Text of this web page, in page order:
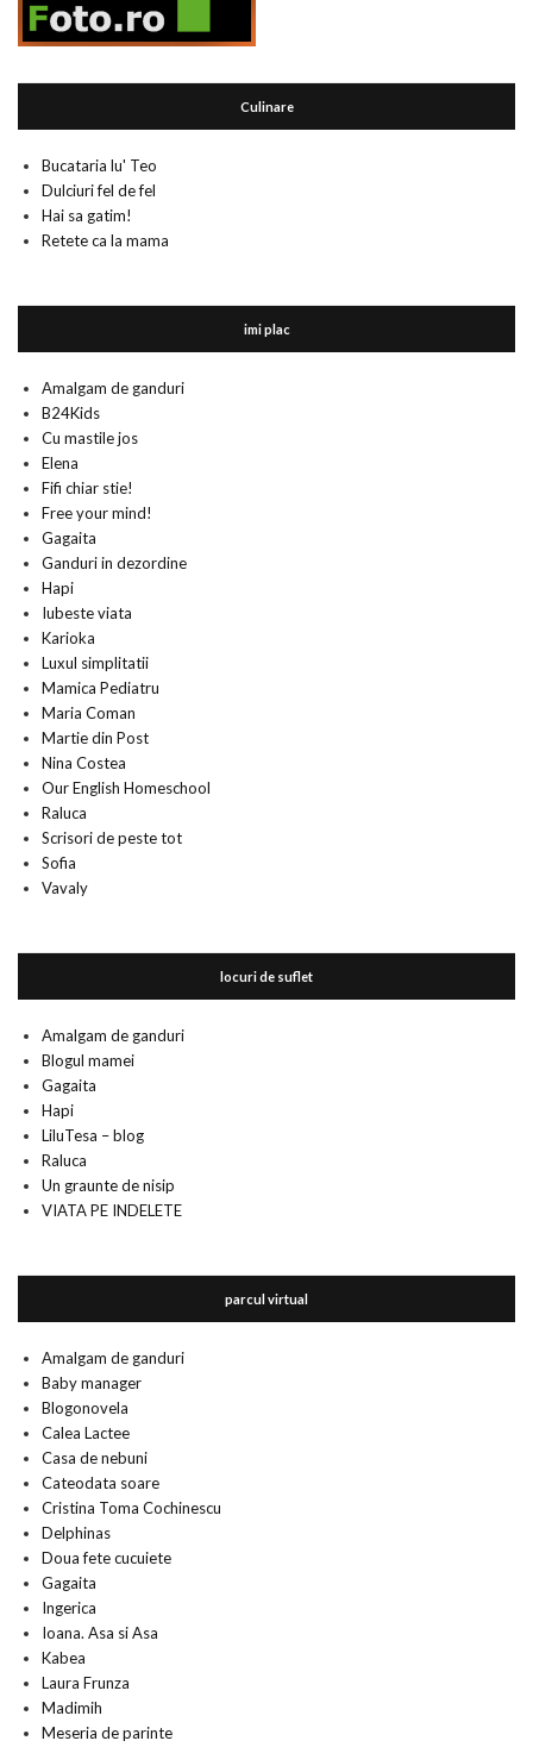
Culinare
Bucataria lu' Teo
Dulciuri fel de fel
Hai sa gatim!
Retete ca la mama
imi plac
Amalgam de ganduri
B24Kids
Cu mastile jos
Elena
Fifi chiar stie!
Free your mind!
Gagaita
Ganduri in dezordine
Hapi
Iubeste viata
Karioka
Luxul simplitatii
Mamica Pediatru
Maria Coman
Martie din Post
Nina Costea
Our English Homeschool
Raluca
Scrisori de peste tot
Sofia
Vavaly
locuri de suflet
Amalgam de ganduri
Blogul mamei
Gagaita
Hapi
LiluTesa – blog
Raluca
Un graunte de nisip
VIATA PE INDELETE
parcul virtual
Amalgam de ganduri
Baby manager
Blogonovela
Calea Lactee
Casa de nebuni
Cateodata soare
Cristina Toma Cochinescu
Delphinas
Doua fete cucuiete
Gagaita
Ingerica
Ioana. Asa si Asa
Kabea
Laura Frunza
Madimih
Meseria de parinte